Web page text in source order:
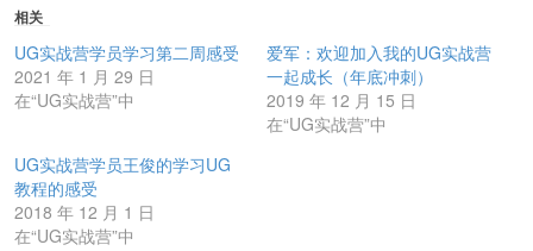
相关
UG实战营学员学习第二周感受
2021 年 1 月 29 日
在“UG实战营”中
爱军：欢迎加入我的UG实战营
一起成长（年底冲刺）
2019 年 12 月 15 日
在“UG实战营”中
UG实战营学员王俊的学习UG
教程的感受
2018 年 12 月 1 日
在“UG实战营”中